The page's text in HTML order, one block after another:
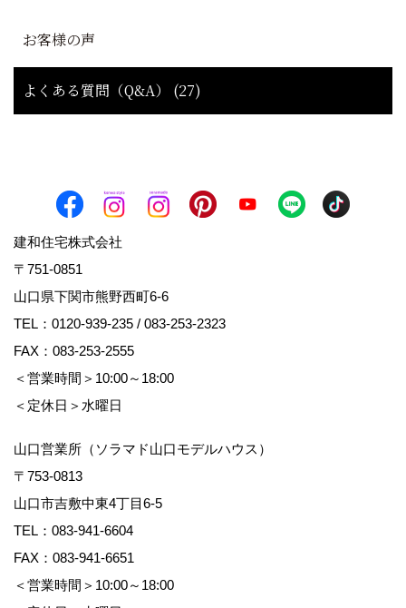
お客様の声
よくある質問（Q&A） (27)
建和住宅株式会社
〒751-0851
山口県下関市熊野西町6-6
TEL： 0120-939-235 / 083-253-2323
FAX：083-253-2555
＜営業時間＞10:00～18:00
＜定休日＞水曜日
山口営業所（ソラマド山口モデルハウス）
〒753-0813
山口市吉敷中東4丁目6-5
TEL： 083-941-6604
FAX：083-941-6651
＜営業時間＞10:00～18:00